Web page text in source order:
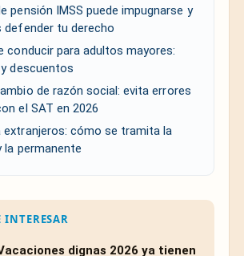
pensión IMSS puede impugnarse y
defender tu derecho
conducir para adultos mayores:
descuentos
de razón social: evita errores
el SAT en 2026
extranjeros: cómo se tramita la
la permanente
dignas 2026 ya tienen